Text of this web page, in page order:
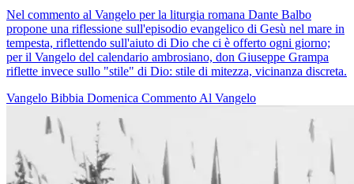
Nel commento al Vangelo per la liturgia romana Dante Balbo
propone una riflessione sull'episodio evangelico di Gesù nel mare in
tempesta, riflettendo sull'aiuto di Dio che ci è offerto ogni giorno;
per il Vangelo del calendario ambrosiano, don Giuseppe Grampa
riflette invece sullo "stile" di Dio: stile di mitezza, vicinanza discreta.
Vangelo Bibbia Domenica Commento Al Vangelo